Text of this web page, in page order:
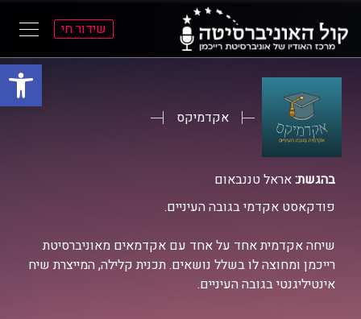
פתח
שידור חי
אקדמיקס
בהגשת:אראל טננבאום
פודקאסט אקדמי בגובה העיניים.
שיחה אקדמית אחד על אחד עם אקדמאים מאוניברסיטת
רייכמן ומחוצה לו בשלל נושאים. תכנית קלילה, המייצרת שיח
אינטיליגנטי בגובה העיניים.